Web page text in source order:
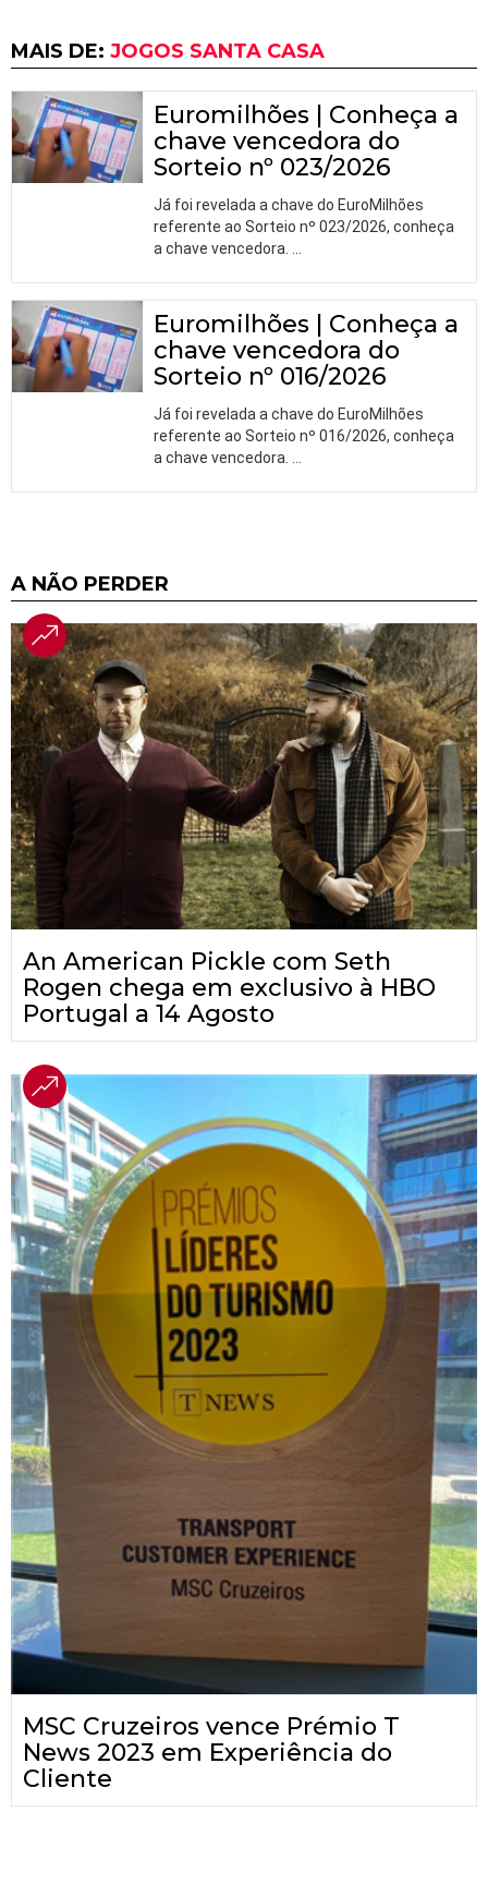
MAIS DE: JOGOS SANTA CASA
Euromilhões | Conheça a
chave vencedora do
Sorteio nº 023/2026
Já foi revelada a chave do EuroMilhões
referente ao Sorteio nº 023/2026, conheça
a chave vencedora.
Euromilhões | Conheça a
chave vencedora do
Sorteio nº 016/2026
Já foi revelada a chave do EuroMilhões
referente ao Sorteio nº 016/2026, conheça
a chave vencedora.
A NÃO PERDER
An American Pickle com Seth
Rogen chega em exclusivo à HBO
Portugal a 14 Agosto
MSC Cruzeiros vence Prémio T
News 2023 em Experiência do
Cliente